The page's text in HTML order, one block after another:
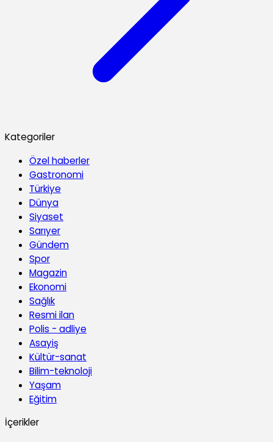
Kategoriler
Özel haberler
Gastronomi
Türkiye
Dünya
Siyaset
Sarıyer
Gündem
Spor
Magazin
Ekonomi
Sağlık
Resmi ilan
Polis - adliye
Asayiş
Kültür-sanat
Bilim-teknoloji
Yaşam
Eğitim
İçerikler